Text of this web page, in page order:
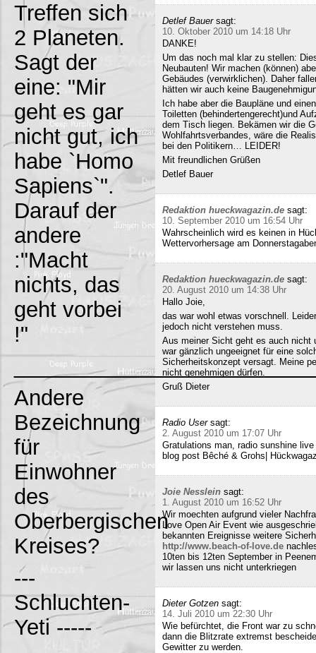
Treffen sich
2 Planeten.
Sagt der
eine: "Mir
geht es gar
nicht gut, ich
habe `Homo
Sapiens`".
Darauf der
andere
:"Macht
nichts, das
geht vorbei
!"
Andere
Bezeichnung
für
Einwohner
des
Oberbergischen
Kreises?
---
Schluchten-
Yeti -----
Detlef Bauer sagt:
10. Oktober 2010 um 14:18 Uhr
DANKE!
Um das noch mal klar zu stellen:
Neubauten! Wir machen (können)
Gebäudes (verwirklichen). Daher
hätten wir auch keine
Ich habe aber die Baupläne und
Toiletten (behindertengerecht)und
dem Tisch liegen. Bekämen wir die
Wohlfahrtsverbandes, wäre die
bei den Politikern… LEIDER!
Mit freundlichen Grüßen
Detlef Bauer
Redaktion hueckwagazin.de sagt:
10. September 2010 um 16:54 Uhr
Wahrscheinlich wird es keinen in
Wettervorhersage am
Redaktion hueckwagazin.de sagt:
20. August 2010 um 14:38 Uhr
Hallo Joie,
das war wohl etwas vorschnell.
jedoch nicht verstehen muss.
Aus meiner Sicht geht es auch nicht
war gänzlich ungeeignet für eine
Sicherheitskonzept versagt. Meine
nicht genehmigen dürfen.
Gruß Dieter
Radio User sagt:
2. August 2010 um 17:07 Uhr
Gratulations man, radio sunshine
blog post Bêché & Grohs|
Joie Nesslein sagt:
1. August 2010 um 16:52 Uhr
Wir moechten aufgrund vieler
Love Open Air Event wie
bekannten Ereignisse weitere
http://www.beach-of-love.de
10ten bis 12ten September in
wir lassen uns nicht unterkriegen
Dieter Gotzen sagt:
14. Juli 2010 um 22:30 Uhr
Wie befürchtet, die Front war zu
dann die Blitzrate extremst
Gewitter zu werden.